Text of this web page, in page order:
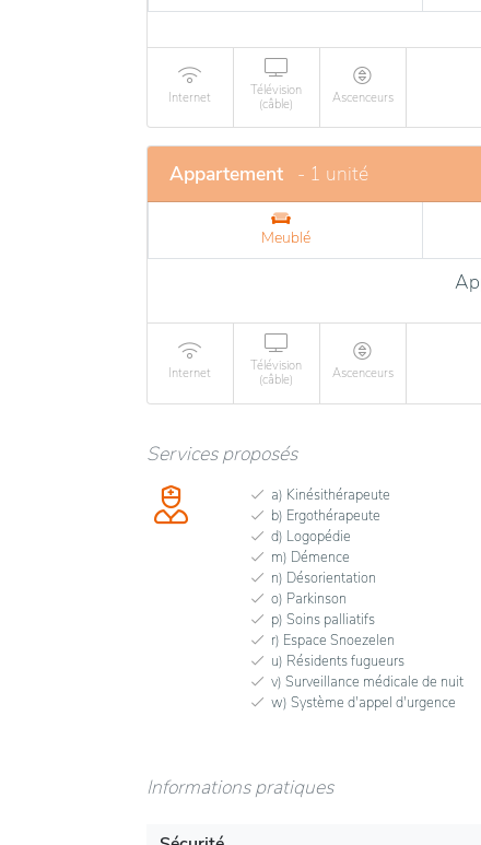
Internet
Télévision
(câble)
Ascenceurs
Appartement - 1 unité
Meublé
Internet
Télévision
(câble)
Ascenceurs
Services proposés
a) Kinésithérapeute
b) Ergothérapeute
d) Logopédie
m) Démence
n) Désorientation
o) Parkinson
p) Soins palliatifs
r) Espace Snoezelen
u) Résidents fugueurs
v) Surveillance médicale de nuit
w) Système d'appel d'urgence
Informations pratiques